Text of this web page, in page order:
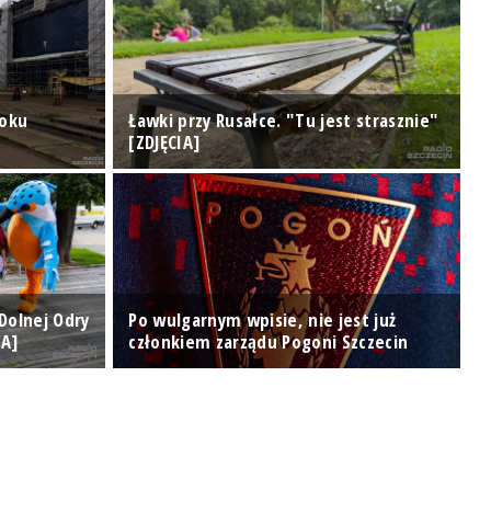
Ławki przy Rusałce. "Tu jest strasznie"
[ZDJĘCIA]
Odry
Po wulgarnym wpisie, nie jest już
członkiem zarządu Pogoni Szczecin